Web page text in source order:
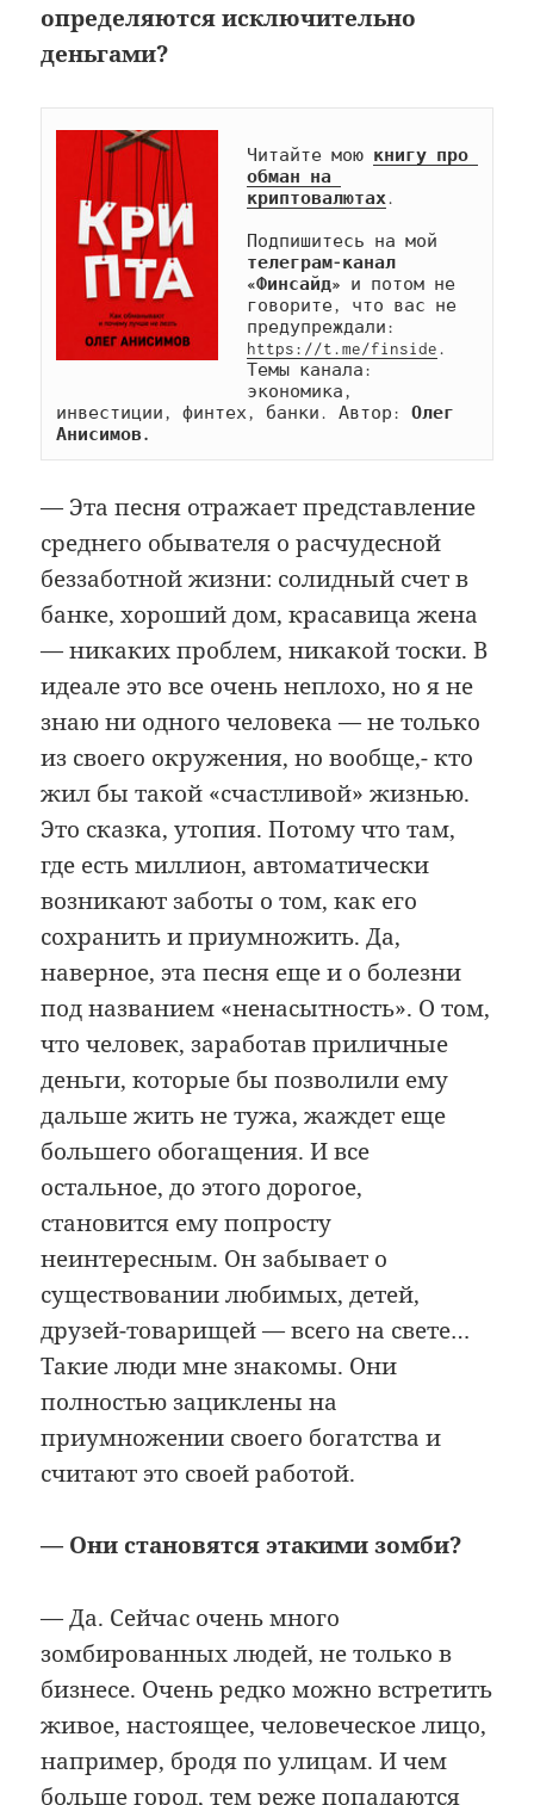
определяются исключительно
деньгами?
Читайте мою книгу про
обман на
криптовалютах .
телеграм-канал
«Финсайд» и потом не
говорите, что вас не
https://t.me/finside .
Темы канала:
экономика,
инвестиции, финтех, банки. Автор: Олег
Анисимов.
— Эта песня отражает представление
среднего обывателя о расчудесной
беззаботной жизни: солидный счет в
банке, хороший дом, красавица жена
— никаких проблем, никакой тоски. В
идеале это все очень неплохо, но я не
знаю ни одного человека — не только
из своего окружения, но вообще,- кто
жил бы такой «счастливой» жизнью.
Это сказка, утопия. Потому что там,
где есть миллион, автоматически
возникают заботы о том, как его
сохранить и приумножить. Да,
наверное, эта песня еще и о болезни
под названием «ненасытность». О том,
что человек, заработав приличные
деньги, которые бы позволили ему
дальше жить не тужа, жаждет еще
большего обогащения. И все
остальное, до этого дорогое,
становится ему попросту
неинтересным. Он забывает о
существовании любимых, детей,
друзей-товарищей — всего на свете…
Такие люди мне знакомы. Они
полностью зациклены на
приумножении своего богатства и
считают это своей работой.
— Они становятся этакими зомби?
— Да. Сейчас очень много
зомбированных людей, не только в
бизнесе. Очень редко можно встретить
живое, настоящее, человеческое лицо,
например, бродя по улицам. И чем
больше город, тем реже попадаются